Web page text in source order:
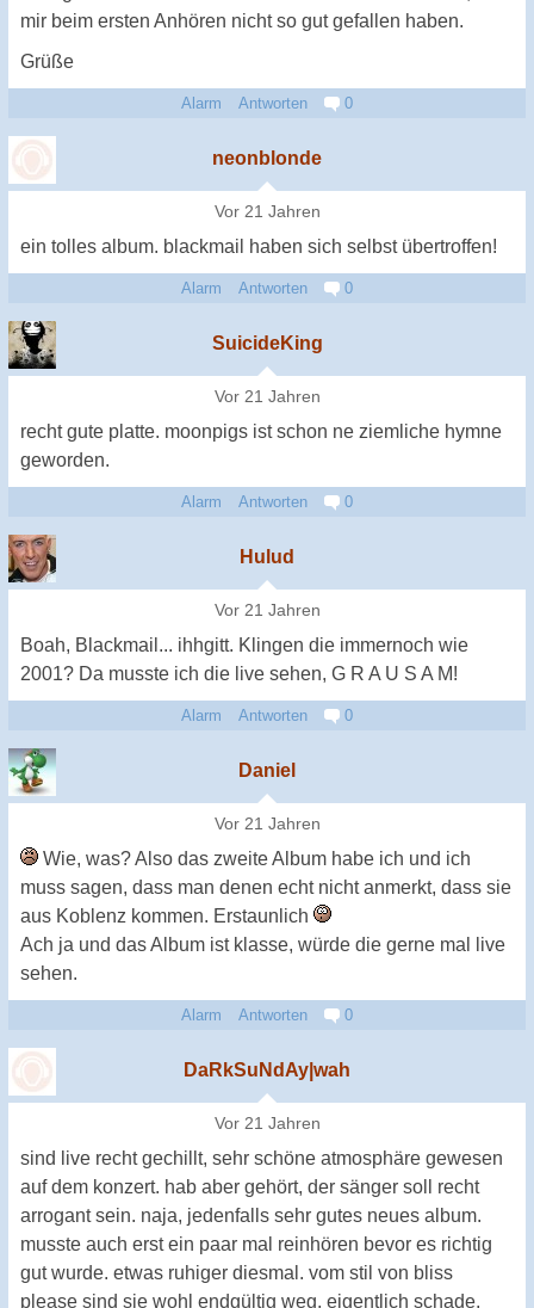
mir beim ersten Anhören nicht so gut gefallen haben.
Grüße
Alarm Antworten 0
neonblonde
Vor 21 Jahren
ein tolles album. blackmail haben sich selbst übertroffen!
Alarm Antworten 0
SuicideKing
Vor 21 Jahren
recht gute platte. moonpigs ist schon ne ziemliche hymne
geworden.
Alarm Antworten 0
Hulud
Vor 21 Jahren
Boah, Blackmail... ihhgitt. Klingen die immernoch wie
2001? Da musste ich die live sehen, G R A U S A M!
Alarm Antworten 0
Daniel
Vor 21 Jahren
Wie, was? Also das zweite Album habe ich und ich
muss sagen, dass man denen echt nicht anmerkt, dass sie
aus Koblenz kommen. Erstaunlich
Ach ja und das Album ist klasse, würde die gerne mal live
sehen.
Alarm Antworten 0
DaRkSuNdAy|wah
Vor 21 Jahren
sind live recht gechillt, sehr schöne atmosphäre gewesen
auf dem konzert. hab aber gehört, der sänger soll recht
arrogant sein. naja, jedenfalls sehr gutes neues album.
musste auch erst ein paar mal reinhören bevor es richtig
gut wurde. etwas ruhiger diesmal. vom stil von bliss
please sind sie wohl endgültig weg. eigentlich schade,